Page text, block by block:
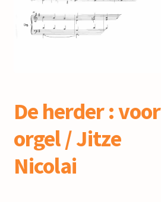
mijn account
De herder : voor
orgel / Jitze
Nicolai